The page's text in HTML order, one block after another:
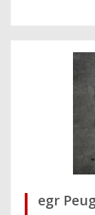
egr